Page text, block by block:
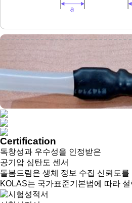
Certification
독창성과 우수성을 인정받은
공기압 심탄도 센서
돌봄드림은 생체 정보 수집 신뢰도
KOLAS는 국가표준기본법에 따라